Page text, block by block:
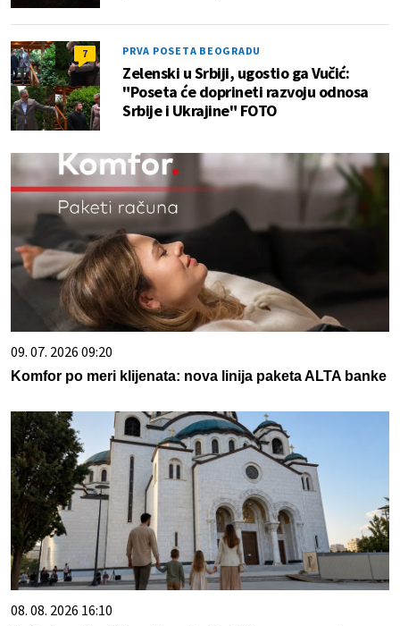
7 PRVA POSETA BEOGRADU
Zelenski u Srbiji, ugostio ga Vučić:
"Poseta će doprineti razvoju odnosa
Srbije i Ukrajine" FOTO
09. 07. 2026 09:20
Komfor po meri klijenata: nova linija paketa ALTA banke
08. 08. 2026 16:10